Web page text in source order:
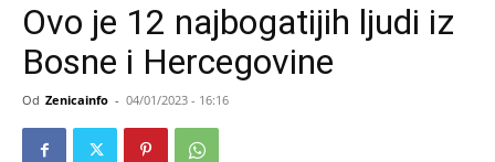
Ovo je 12 najbogatijih ljudi iz
Bosne i Hercegovine
Od Zenicainfo - 04/01/2023 - 16:16